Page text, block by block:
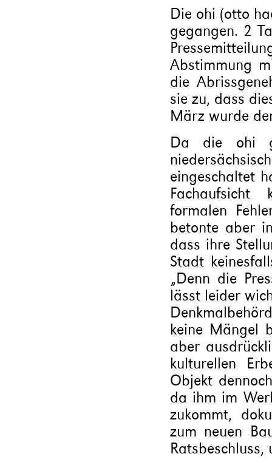
Die ohi (otto
gegangen. 2
Abstimmung
die
sie zu, dass
März wurde
Da die ohi
eingeschaltet
Fachaufsicht
formalen
betonte aber
dass ihre
Stadt
„Denn die
lässt leider
keine Mängel
aber
kulturellen
Objekt
da ihm im
zukommt,
zum neuen